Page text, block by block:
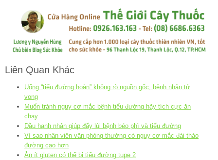
Liên Quan Khác
Uống “tiểu đường hoàn” không rõ nguồn gốc, bệnh nhân tử
vong
Muốn tránh nguy cơ mắc bệnh tiểu đường hãy tích cực ăn
chay
Dầu hạnh nhân giúp đẩy lùi bệnh béo phì và tiểu đường
Vì sao nhân viên văn phòng thường có nguy cơ mắc đái tháo
đường cao hơn
Ăn ít gluten có thể bị tiểu đường tupe 2